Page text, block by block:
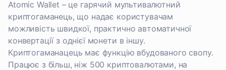
Atomic Wallet – це гарячий мультивалютний
криптогаманець, що надає користувачам
можливість швидкої, практично автоматичної
конвертації з однієї монети в іншу.
Криптогаманацець має функцію вбудованого свопу.
Працює з більш, ніж 500 криптовалютами, на